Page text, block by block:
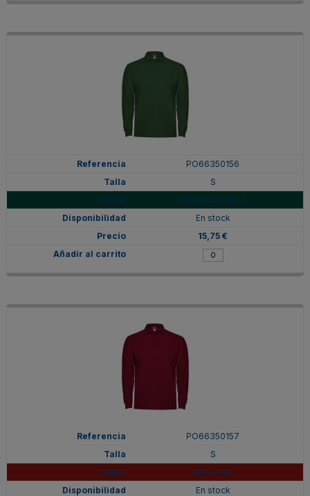
PO66350156
S
VERDE BOTELLA
En stock
15,75 €
PO66350157
S
GRANATE
En stock